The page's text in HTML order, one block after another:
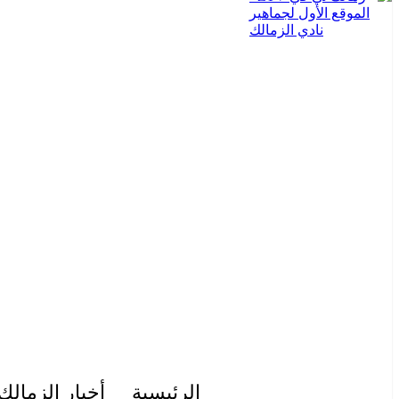
الرئيسية أخبار